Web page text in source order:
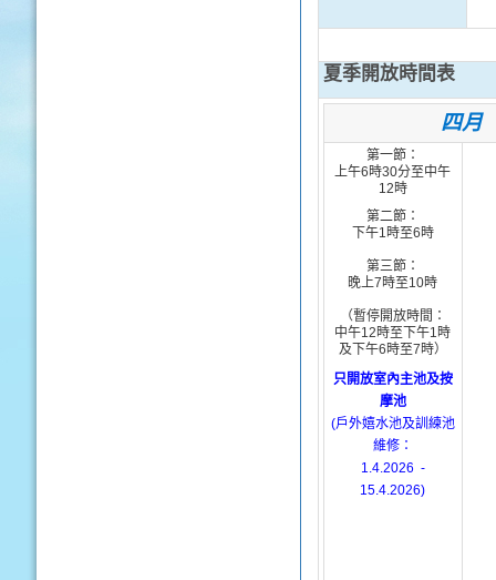
夏季開放時間表
四月
第一節：
上午6時30分至中午
12時
第二節：
下午1時至6時
第三節：
晚上7時至10時
（暫停開放時間：
中午12時至下午1時
及 下午6時至7時）
只開放室內主池及按
摩池
(戶外嬉水池及訓練池
維修：
1.4.2026 -
15.4.2026)